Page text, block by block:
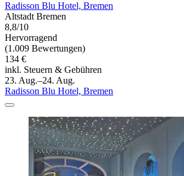
Radisson Blu Hotel, Bremen
Altstadt Bremen
8,8/10
Hervorragend
(1.009 Bewertungen)
134 €
inkl. Steuern & Gebühren
23. Aug.–24. Aug.
Radisson Blu Hotel, Bremen